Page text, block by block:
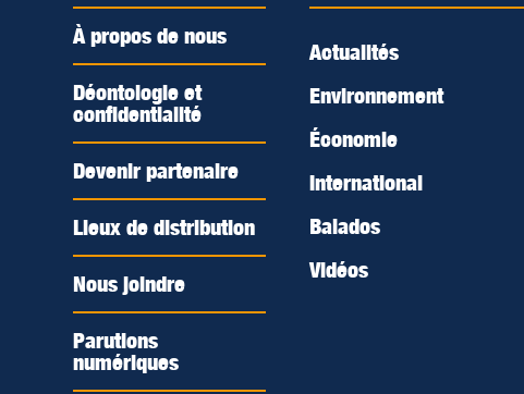
À propos de nous
Déontologie et
confidentialité
Devenir partenaire
Lieux de distribution
Nous joindre
Parutions
numériques
Actualités
Environnement
Économie
International
Balados
Vidéos